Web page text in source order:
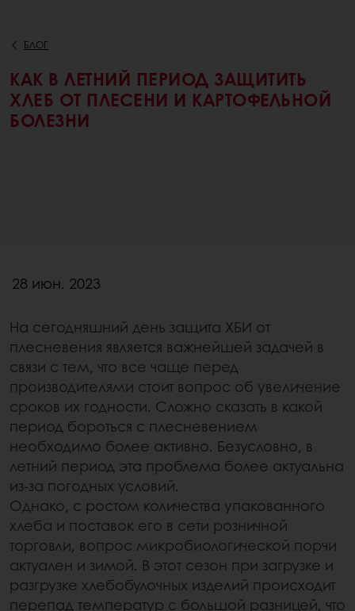
БЛОГ
КАК В ЛЕТНИЙ ПЕРИОД ЗАЩИТИТЬ
ХЛЕБ ОТ ПЛЕСЕНИ И КАРТОФЕЛЬНОЙ
БОЛЕЗНИ
28 июн. 2023
На сегодняшний день защита ХБИ от
плесневения является важнейшей задачей в
связи с тем, что все чаще перед
производителями стоит вопрос об увеличение
сроков их годности. Сложно сказать в какой
период бороться с плесневением
необходимо более активно. Безусловно, в
летний период эта проблема более актуальна
из-за погодных условий.
Однако, с ростом количества упакованного
хлеба и поставок его в сети розничной
торговли, вопрос микробиологической порчи
актуален и зимой. В этот сезон при загрузке и
разгрузке хлебобулочных изделий происходит
перепад температур с большой разницей, что